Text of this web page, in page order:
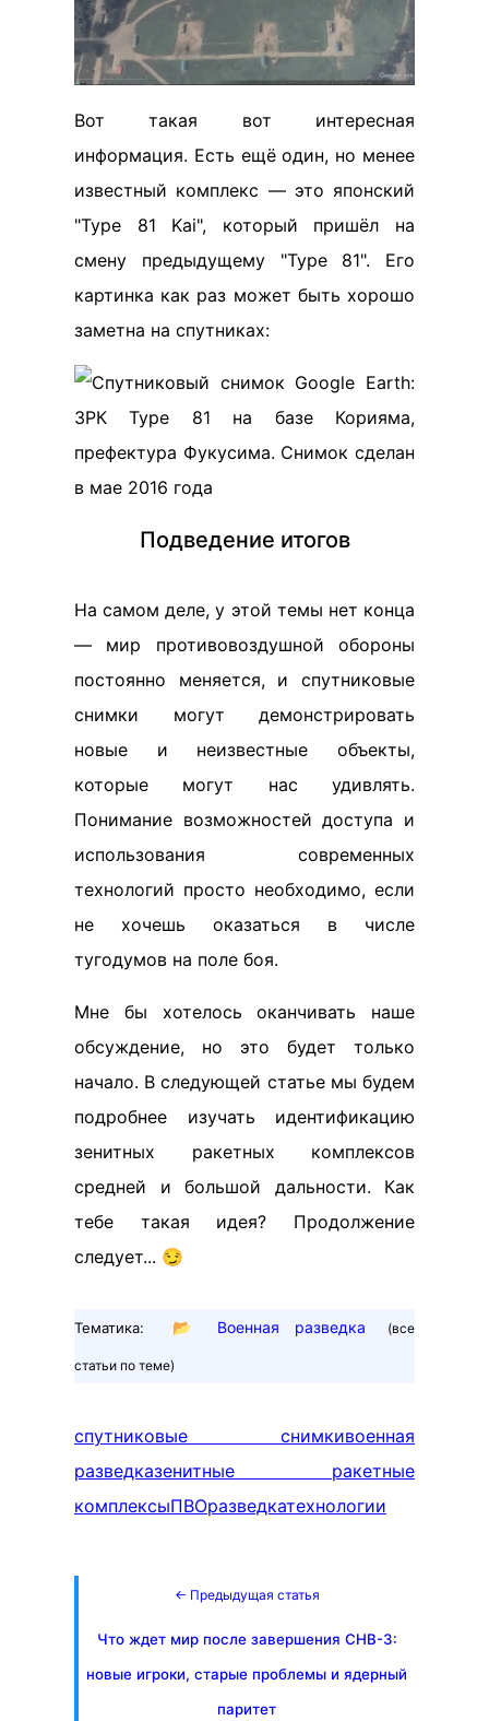
Вот такая вот интересная
информация. Есть ещё один, но менее
известный комплекс — это японский
"Туре 81 Kai", который пришёл на
смену предыдущему "Туре 81". Его
картинка как раз может быть хорошо
заметна на спутниках:
Подведение итогов
На самом деле, у этой темы нет конца
— мир противовоздушной обороны
постоянно меняется, и спутниковые
снимки могут демонстрировать
новые и неизвестные объекты,
которые могут нас удивлять.
Понимание возможностей доступа и
использования современных
технологий просто необходимо, если
не хочешь оказаться в числе
тугодумов на поле боя.
Мне бы хотелось оканчивать наше
обсуждение, но это будет только
начало. В следующей статье мы будем
подробнее изучать идентификацию
зенитных ракетных комплексов
средней и большой дальности. Как
тебе такая идея? Продолжение
следует... 😏
Тематика: 📂 Военная разведка (все
статьи по теме)
спутниковые снимкивоенная
разведказенитные ракетные
комплексыПВОразведкатехнологии
← Предыдущая статья
Что ждет мир после завершения СНВ-3:
новые игроки, старые проблемы и ядерный
паритет